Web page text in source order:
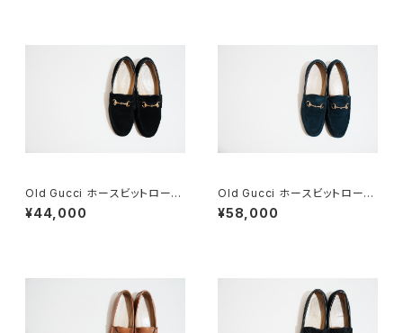
Old Gucci ホースビットローフ
ァー 6.5B スエードBK
¥44,000
Old Gucci ホースビットローフ
ァー 36C Navy Suede
¥58,000